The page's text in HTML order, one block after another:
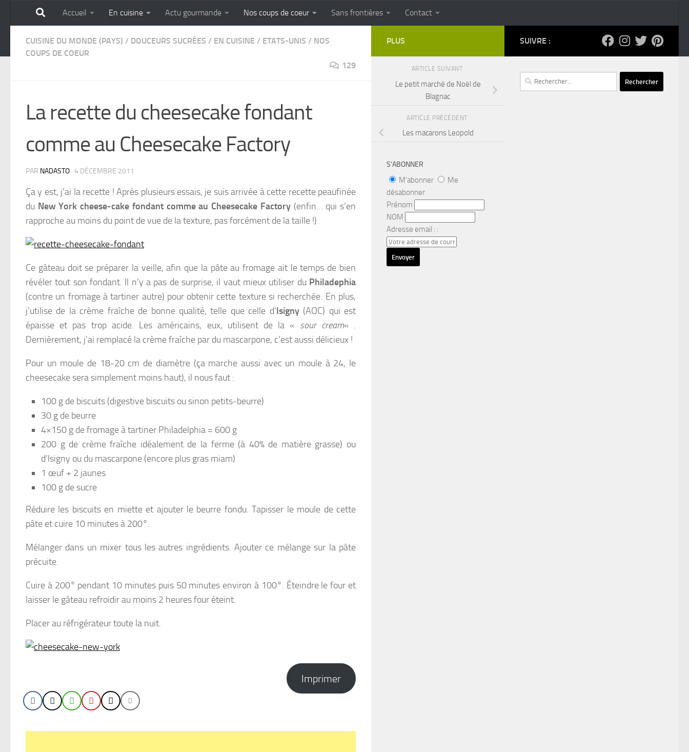
Skip to content
GOURMANDISE SANS FRONTIERES Cuisine populaire des terroirs
Accueil En cuisine Actu gourmande Nos coups de coeur Sans frontières Contact
CUISINE DU MONDE (PAYS) / DOUCEURS SUCRÉES / EN CUISINE / ETATS-UNIS / NOS
COUPS DE COEUR
129
La recette du cheesecake fondant
comme au Cheesecake Factory
PAR NADASTO · 4 DÉCEMBRE 2011
Ça y est, j’ai la recette ! Après plusieurs essais, je suis arrivée à cette recette peaufinée
du New York cheese-cake fondant comme au Cheesecake Factory(enfin… qui s’en
rapproche au moins du point de vue de la texture, pas forcément de la taille !)
Ce gâteau doit se préparer la veille, afin que la pâte au fromage ait le temps de bien
révéler tout son fondant. Il n’y a pas de surprise, il vaut mieux utiliser du Philadephia
(contre un fromage à tartiner autre) pour obtenir cette texture si recherchée. En plus,
j’utilise de la crème fraîche de bonne qualité, telle que celle d’Isigny(AOC) qui est
épaisse et pas trop acide. Les américains, eux, utilisent de la « sour cream« .
Dernièrement, j’ai remplacé la crème fraîche par du mascarpone, c’est aussi délicieux !
Pour un moule de 18-20 cm de diamètre (ça marche aussi avec un moule à 24, le
cheesecake sera simplement moins haut), il nous faut :
100 g de biscuits (digestive biscuits ou sinon petits-beurre)
30 g de beurre
4×150 g de fromage à tartiner Philadelphia = 600 g
200 g de crème fraîche idéalement de la ferme (à 40% de matière grasse) ou
d’Isigny ou du mascarpone (encore plus gras miam)
1 œuf + 2 jaunes
100 g de sucre
Réduire les biscuits en miette et ajouter le beurre fondu. Tapisser le moule de cette
pâte et cuire 10 minutes à 200°.
Mélanger dans un mixer tous les autres ingrédients. Ajouter ce mélange sur la pâte
précuite.
Cuire à 200° pendant 10 minutes puis 50 minutes environ à 100°. Éteindre le four et
laisser le gâteau refroidir au moins 2 heures four éteint.
Placer au réfrigérateur toute la nuit.
Imprimer
SUIVRE :
Rechercher :
PLUS
ARTICLE SUIVANT
Le petit marché de Noël de
Blagnac
ARTICLE PRÉCÉDENT
Les macarons Leopold
S’ABONNER
M'abonner
Me
désabonner
Prénom
NOM
Adresse email : :